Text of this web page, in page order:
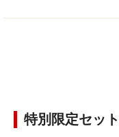
特別限定セット